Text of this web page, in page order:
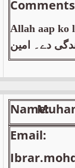
Allah aap ko
دے۔ امین
Name:
Email: